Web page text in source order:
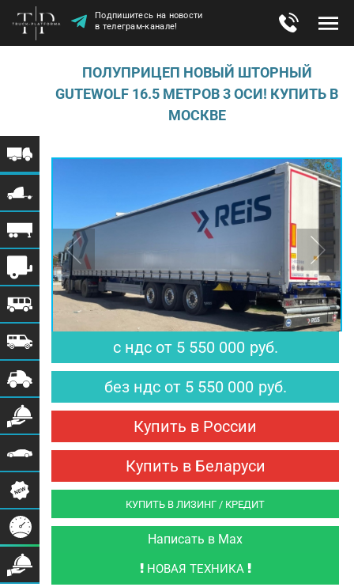
Подпишитесь на новости
в телеграм-канале!
ПОЛУПРИЦЕП НОВЫЙ ШТОРНЫЙ
GUTEWOLF 16.5 МЕТРОВ 3 ОСИ! КУПИТЬ В
МОСКВЕ
$ 68 519 € 59 043
с ндс от 5 550 000 руб.
без ндс от 5 550 000 руб.
Купить в России
Купить в Беларуси
КУПИТЬ В ЛИЗИНГ / КРЕДИТ
Написать в Max
НОВАЯ ТЕХНИКА